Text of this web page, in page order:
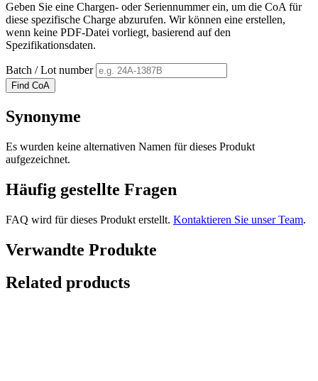
Geben Sie eine Chargen- oder Seriennummer ein, um die CoA für
diese spezifische Charge abzurufen. Wir können eine erstellen,
wenn keine PDF-Datei vorliegt, basierend auf den
Spezifikationsdaten.
Batch / Lot number
Find CoA
Synonyme
Es wurden keine alternativen Namen für dieses Produkt
aufgezeichnet.
Häufig gestellte Fragen
FAQ wird für dieses Produkt erstellt. Kontaktieren Sie unser Team.
Verwandte Produkte
Related products